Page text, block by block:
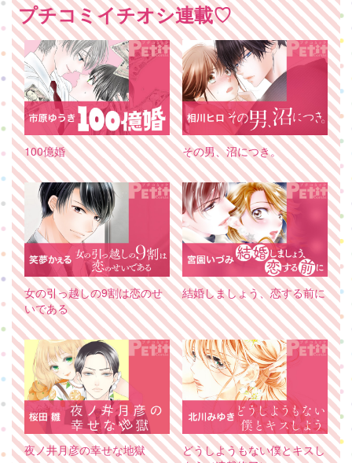
プチコミイチオシ連載♡
100億婚 その男、沼につき。
女の引っ越しの9割は恋のせ
いである
結婚しましょう、恋する前に
夜ノ井月彦の幸せな地獄
どうしようもない僕とキスし